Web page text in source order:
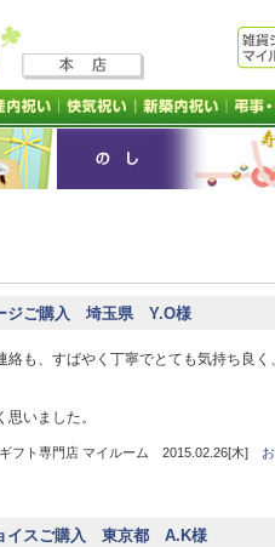
ジご購入 埼玉県 Y.O様
絡も、すばやく丁寧でとても気持ち良く
いました。
フト専門店 マイルーム 2015.02.26[木]
イスご購入 東京都 A.K様